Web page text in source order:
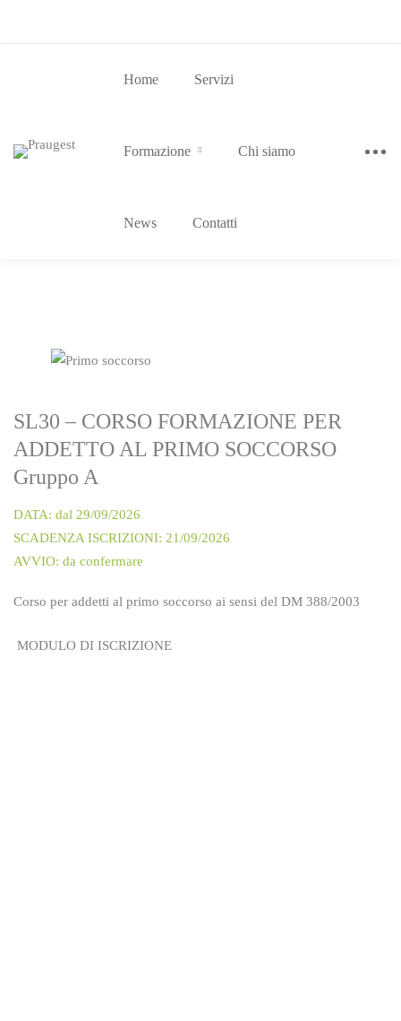
Home Servizi
Formazione Chi siamo
News Contatti
SL30 – CORSO FORMAZIONE PER
ADDETTO AL PRIMO SOCCORSO
Gruppo A
DATA: dal 29/09/2026
SCADENZA ISCRIZIONI: 21/09/2026
AVVIO: da confermare
Corso per addetti al primo soccorso ai sensi del DM 388/2003
MODULO DI ISCRIZIONE